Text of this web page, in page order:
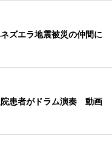
ズエラ地震被災の仲間に
患者がドラム演奏 動画